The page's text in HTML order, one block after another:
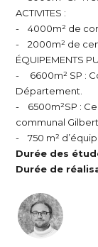
ACTIVITES :
- 4000m² de
- 2000m² de
ÉQUIPEMENTS
- 6600m² SP :
Département.
- 6500m²SP :
communal Gilbert
- 750 m²
Durée des
Durée de